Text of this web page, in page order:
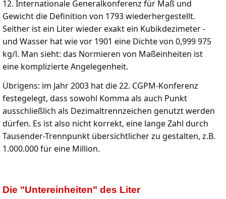
12. Internationale Generalkonferenz für Maß und
Gewicht die Definition von 1793 wiederhergestellt.
Seither ist ein Liter wieder exakt ein Kubikdezimeter -
und Wasser hat wie vor 1901 eine Dichte von 0,999 975
kg/l. Man sieht: das Normieren von Maßeinheiten ist
eine komplizierte Angelegenheit.
Übrigens: im Jahr 2003 hat die 22. CGPM-Konferenz
festegelegt, dass sowohl Komma als auch Punkt
ausschließlich als Dezimaltrennzeichen genutzt werden
dürfen. Es ist also nicht korrekt, eine lange Zahl durch
Tausender-Trennpunkt übersichtlicher zu gestalten, z.B.
1.000.000 für eine Million.
Die "Untereinheiten" des Liter